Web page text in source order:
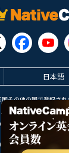
日本語
その他の国で登録さ
Apple Inc. のサービスマ
Play は Google LLC
Copyright © 2026 オンラ